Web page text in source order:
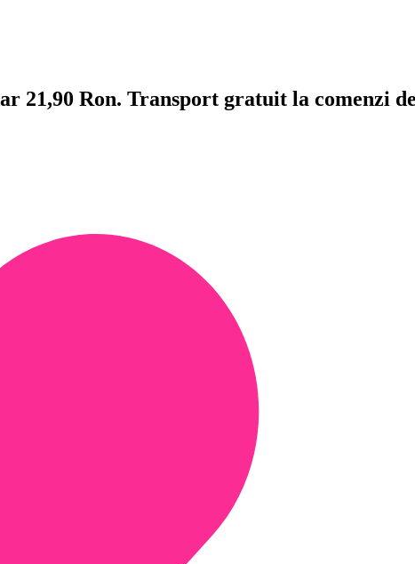
Ron. Transport gratuit la comenzi de